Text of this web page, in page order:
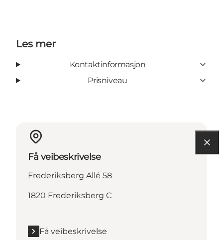
Les mer
Kontaktinformasjon
Prisniveau
Få veibeskrivelse
Frederiksberg Allé 58
1820 Frederiksberg C
Få veibeskrivelse